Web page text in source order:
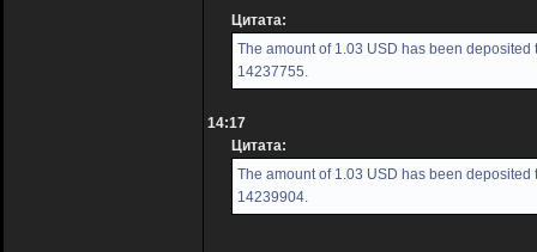
Цитата:
The amount of 1.03 USD has been deposited
14237755.
14:17
Цитата:
The amount of 1.03 USD has been deposited
14239904.